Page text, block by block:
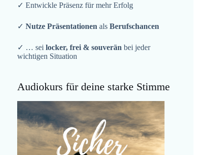
✓ Entwickle Präsenz für mehr Erfolg
✓ Nutze Präsentationen als Berufschancen
✓ … sei locker, frei & souverän bei jeder
wichtigen Situation
Audiokurs für deine starke Stimme